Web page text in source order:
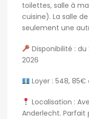
toilettes, salle à
cuisine). La salle
seulement une
Disponibilité :
2026
Loyer : 548,
Localisation :
Anderlecht. Parfait